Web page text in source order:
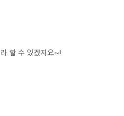
할 수 있겠지요~!